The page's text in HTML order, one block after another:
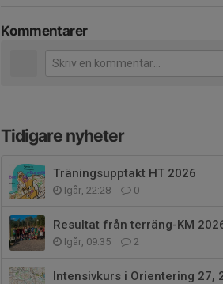
Kommentarer
Tidigare nyheter
Träningsupptakt HT 2026
Igår, 22:28 0
Resultat från terräng-KM
Igår, 09:35 2
Intensivkurs i Orientering 27,